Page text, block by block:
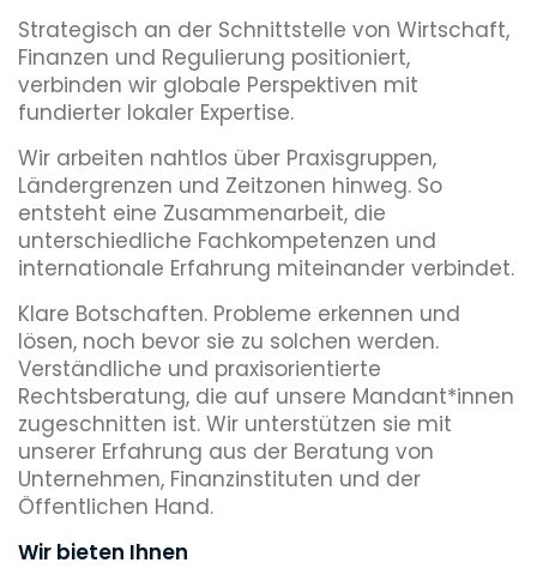
Strategisch an der Schnittstelle von Wirtschaft,
Finanzen und Regulierung positioniert,
verbinden wir globale Perspektiven mit
fundierter lokaler Expertise.
Wir arbeiten nahtlos über Praxisgruppen,
Ländergrenzen und Zeitzonen hinweg. So
entsteht eine Zusammenarbeit, die
unterschiedliche Fachkompetenzen und
internationale Erfahrung miteinander verbindet.
Klare Botschaften. Probleme erkennen und
lösen, noch bevor sie zu solchen werden.
Verständliche und praxisorientierte
Rechtsberatung, die auf unsere Mandant*innen
zugeschnitten ist. Wir unterstützen sie mit
unserer Erfahrung aus der Beratung von
Unternehmen, Finanzinstituten und der
Öffentlichen Hand.
Wir bieten Ihnen